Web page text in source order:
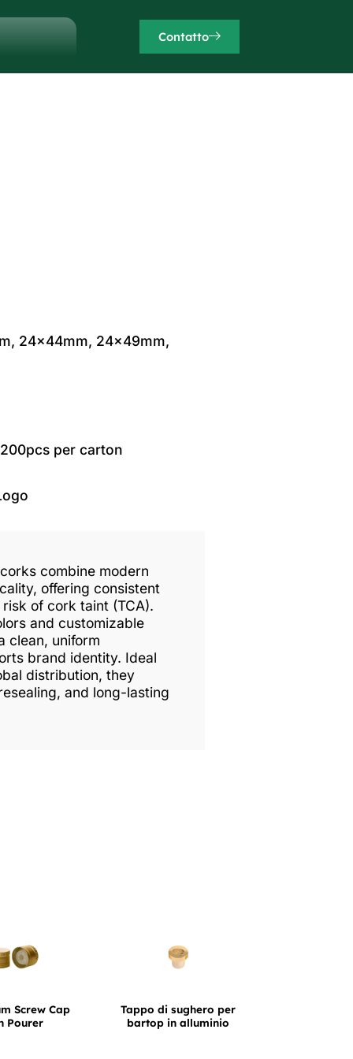
Contatto
24x44mm, 24x49mm,
per carton
combine modern
offering consistent
of cork taint (TCA).
and customizable
clean, uniform
brand identity. Ideal
distribution, they
and long-lasting
Screw Cap
Pourer
Tappo di sughero per
bartop in alluminio